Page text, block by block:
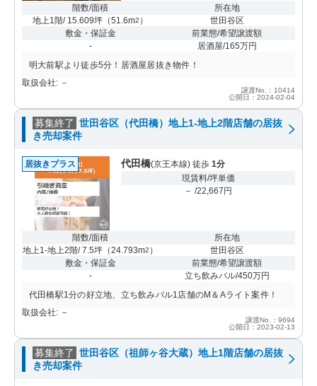
階数/面積
地上1階/ 15.609坪 （51.6m2 ）
所在地
世田谷区
敷金・保証金
-
前業態/希望譲渡額
居酒屋/165万円
明大前駅より徒歩5分！居酒屋居抜き物件！
取扱会社: －
譲渡No.：10414
公開日：2024-02-04
募集終了 世田谷区（代田橋）地上1-地上2階店舗の居抜
き売却案件
居抜きプラス 代田橋(京王本線) 徒歩 1分
現賃料/坪単価
－ /22,667円
階数/面積
地上1-地上2階/ 7.5坪 （24.793m2 ）
所在地
世田谷区
敷金・保証金
-
前業態/希望譲渡額
立ち飲みバル/450万円
代田橋駅1分の好立地、立ち飲みバル1店舗のM＆Aライト案件！
取扱会社: －
譲渡No.：9694
公開日：2023-02-13
募集終了 世田谷区（祖師ヶ谷大蔵）地上1階店舗の居抜
き売却案件